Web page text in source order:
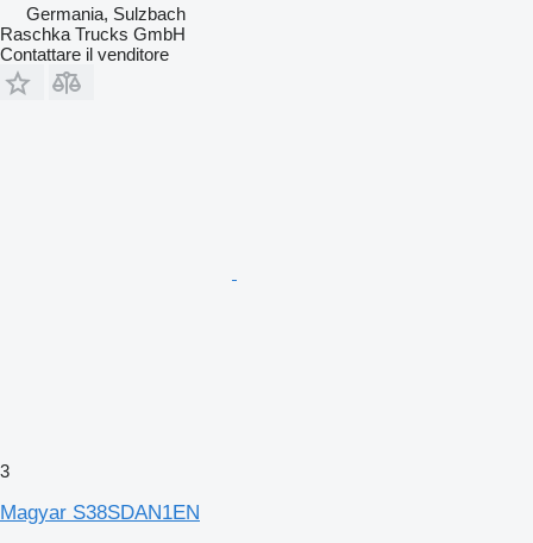
Germania, Sulzbach
Raschka Trucks GmbH
Contattare il venditore
3
Magyar S38SDAN1EN